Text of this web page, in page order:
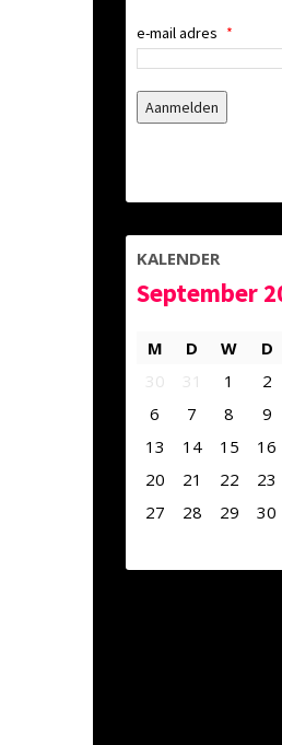
e-mail adres *
KALENDER
September
M D W D
30
31 1 2
6
7 8 9
13
14 15 16
20
21 22 23
27
28 29 30